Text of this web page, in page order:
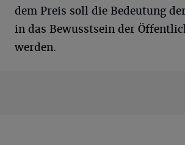
dem Preis soll die Bedeutung
in das Bewusstsein der
werden.